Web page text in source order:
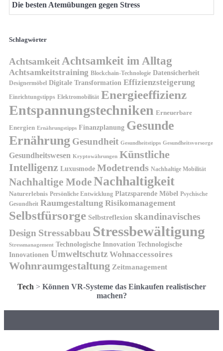
Die besten Atemübungen gegen Stress
Schlagwörter
AchtsamkeitAchtsamkeit im Alltag
Achtsamkeitstraining Blockchain-Technologie Datensicherheit
Designermöbel Digitale Transformation Effizienzsteigerung
Einrichtungstipps Elektromobilität Energieeffizienz
Entspannungstechniken Erneuerbare
Energien Ernährungstipps Finanzplanung Gesunde
Ernährung Gesundheit Gesundheitstipps Gesundheitsvorsorge
Gesundheitswesen Kryptowährungen Künstliche
Intelligenz Luxusmode Modetrends Nachhaltige Mobilität
Nachhaltige ModeNachhaltigkeit
Naturerlebnis Persönliche Entwicklung Platzsparende Möbel Psychische
Gesundheit Raumgestaltung Risikomanagement
Selbstfürsorge Selbstreflexion skandinavisches
Design Stressabbau Stressbewältigung
Stressmanagement Technologische Innovation Technologische
Innovationen Umweltschutz Wohnaccessoires
Wohnraumgestaltung Zeitmanagement
Tech > Können VR-Systeme das Einkaufen realistischer
machen?